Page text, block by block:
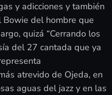
y adicciones y también
Bowie del hombre que
quizá “Cerrando los
del 27 cantada que ya
atrevido de Ojeda, en
aguas del jazz y en las